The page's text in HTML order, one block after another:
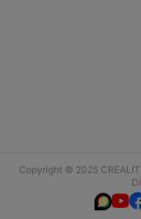
Copyright © 2025
